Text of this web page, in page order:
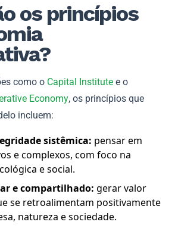
os princípios
como o Capital Institute e o
Economy, os princípios que
incluem:
sistêmica: pensar em
e complexos, com foco na
e social.
e compartilhado: gerar valor
se retroalimentam positivamente
natureza e sociedade.